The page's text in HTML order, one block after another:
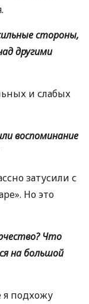
стороны,
другими
и слабых
воспоминание
затусили с
Но это
Что
на большой
я подхожу